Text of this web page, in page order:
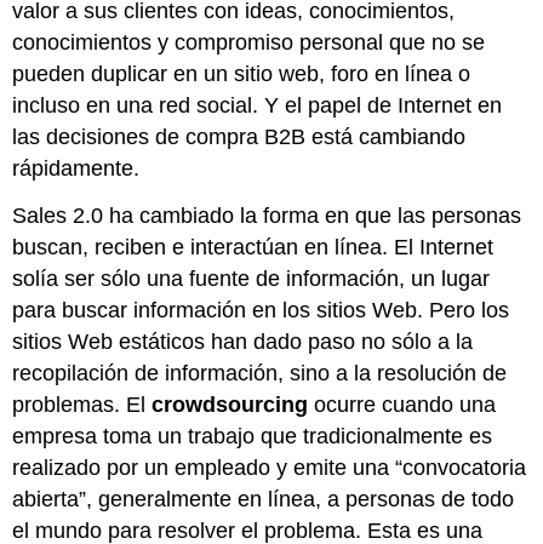
valor a sus clientes con ideas, conocimientos,
conocimientos y compromiso personal que no se
pueden duplicar en un sitio web, foro en línea o
incluso en una red social. Y el papel de Internet en
las decisiones de compra B2B está cambiando
rápidamente.
Sales 2.0 ha cambiado la forma en que las personas
buscan, reciben e interactúan en línea. El Internet
solía ser sólo una fuente de información, un lugar
para buscar información en los sitios Web. Pero los
sitios Web estáticos han dado paso no sólo a la
recopilación de información, sino a la resolución de
problemas. Elcrowdsourcing ocurre cuando una
empresa toma un trabajo que tradicionalmente es
realizado por un empleado y emite una “convocatoria
abierta”, generalmente en línea, a personas de todo
el mundo para resolver el problema. Esta es una